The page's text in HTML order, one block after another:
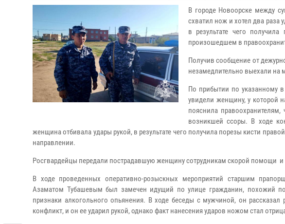
В городе Новоорске между
схватил нож и хотел два
в результате чего
произошедшем в
Получив сообщение от
незамедлительно выехали на
По прибытии по указанному
увидели женщину, у которой
пояснила
возникшей ссоры. В ходе
женщина отбивала удары рукой, в результате чего получила порезы кисти
направлении.
Росгвардейцы передали пострадавшую женщину сотрудникам скорой помощи и
В ходе проведенных оперативно-розыскных мероприятий старшим
Азаматом Тубашевым был замечен идущий по улице гражданин, похожий
признаки алкогольного опьянения. В ходе беседы с мужчиной, он
конфликт, и он ее ударил рукой, однако факт нанесения ударов ножом стал